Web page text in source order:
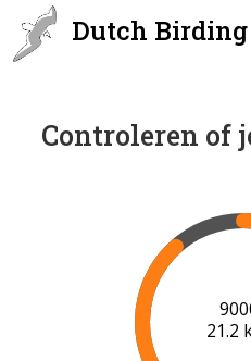
Dutch Birding
Controleren of
21.2